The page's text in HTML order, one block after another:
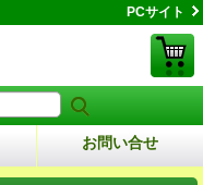
PCサイト
お問い合せ